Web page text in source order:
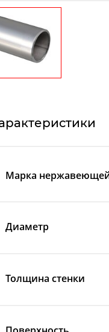
Марка
Диаметр
Толщина стенки